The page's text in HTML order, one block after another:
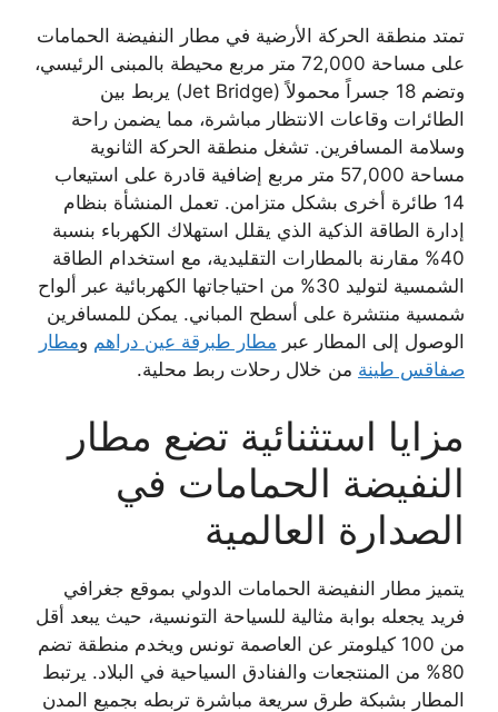
تمتد منطقة الحركة الأرضية في مطار النفيضة الحمامات
على مساحة 72,000 متر مربع محيطة بالمبنى الرئيسي،
وتضم 18 جسراً محمولاً (Jet Bridge) يربط بين
الطائرات وقاعات الانتظار مباشرة، مما يضمن راحة
وسلامة المسافرين. تشغل منطقة الحركة الثانوية
مساحة 57,000 متر مربع إضافية قادرة على استيعاب
14 طائرة أخرى بشكل متزامن. تعمل المنشأة بنظام
إدارة الطاقة الذكية الذي يقلل استهلاك الكهرباء بنسبة
40% مقارنة بالمطارات التقليدية، مع استخدام الطاقة
الشمسية لتوليد 30% من احتياجاتها الكهربائية عبر ألواح
شمسية منتشرة على أسطح المباني. يمكن للمسافرين
الوصول إلى المطار عبر مطار طبرقة عين دراهم ومطار
صفاقس طينة من خلال رحلات ربط محلية.
مزايا استثنائية تضع مطار
النفيضة الحمامات في
الصدارة العالمية
يتميز مطار النفيضة الحمامات الدولي بموقع جغرافي
فريد يجعله بوابة مثالية للسياحة التونسية، حيث يبعد أقل
من 100 كيلومتر عن العاصمة تونس ويخدم منطقة تضم
80% من المنتجعات والفنادق السياحية في البلاد. يرتبط
المطار بشبكة طرق سريعة مباشرة تربطه بجميع المدن